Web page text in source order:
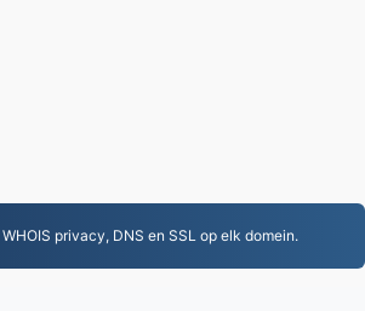
privacy, DNS en SSL op elk domein.